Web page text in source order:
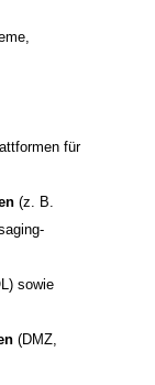
für
(z. B.
sowie
(DMZ,